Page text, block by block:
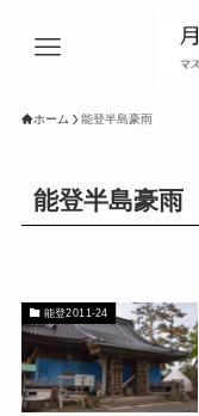
ホーム 能登半島豪雨
能登半島豪雨
能登2011-24